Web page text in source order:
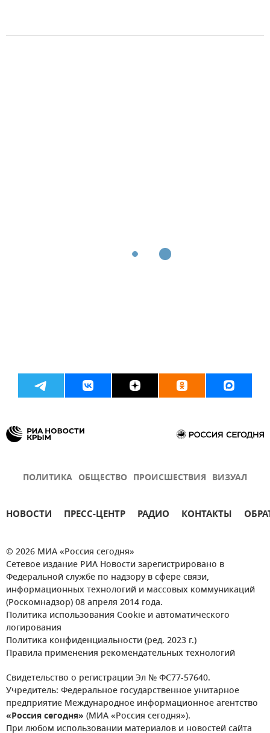
ПОЛИТИКА ОБЩЕСТВО ПРОИСШЕСТВИЯ ВИЗУАЛ
НОВОСТИ ПРЕСС-ЦЕНТР РАДИО КОНТАКТЫ
© 2026 МИА «Россия сегодня»
Сетевое издание РИА Новости зарегистрировано в
Федеральной службе по надзору в сфере связи,
информационных технологий и массовых коммуникаций
(Роскомнадзор) 08 апреля 2014 года.
Политика использования Cookie и автоматического
логирования
Политика конфиденциальности (ред. 2023 г.)
Правила применения рекомендательных технологий
Свидетельство о регистрации Эл № ФС77-57640.
Учредитель: Федеральное государственное унитарное
предприятие Международное информационное агентство
«Россия сегодня» (МИА «Россия сегодня»).
При любом использовании материалов и новостей сайта